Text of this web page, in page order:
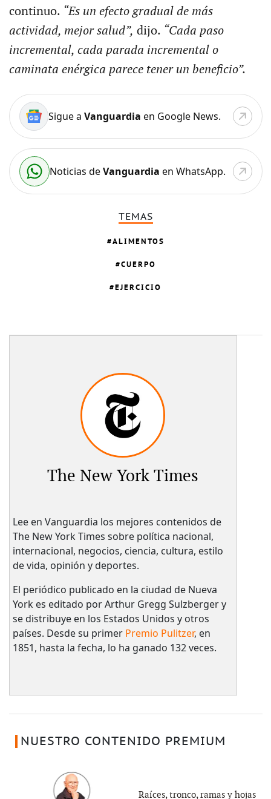
continuo. “Es un efecto gradual de más
actividad, mejor salud”, dijo. “Cada paso
incremental, cada parada incremental o
caminata enérgica parece tener un beneficio”.
Sigue a Vanguardia en Google News.
Noticias deVanguardia en WhatsApp.
TEMAS
ALIMENTOS
CUERPO
EJERCICIO
The New York Times
Lee en Vanguardia los mejores contenidos de
The New York Times sobre política nacional,
internacional, negocios, ciencia, cultura, estilo
de vida, opinión y deportes.
El periódico publicado en la ciudad de Nueva
York es editado por Arthur Gregg Sulzberger y
se distribuye en los Estados Unidos y otros
países. Desde su primer Premio Pulitzer, en
1851, hasta la fecha, lo ha ganado 132 veces.
NUESTRO CONTENIDO PREMIUM
Raíces, tronco, ramas y hojas